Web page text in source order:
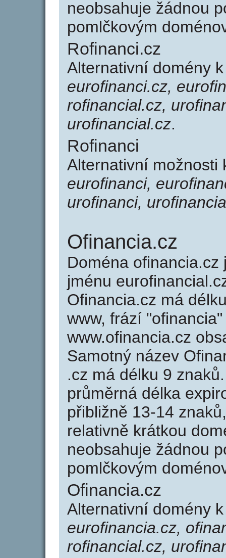
neobsahuje žádnou
pomlčkovým
Rofinanci.cz
Alternativní domény
eurofinanci.cz,
rofinancial.cz,
urofinancial.cz.
Rofinanci
Alternativní možnosti
eurofinanci,
urofinanci,
Ofinancia.cz
Doména
jménu
Ofinancia.cz má
www, frází
www.ofinancia.cz
Samotný název
.cz má délku 9
průměrná délka
přibližně 13-14
relativně krátkou
neobsahuje žádnou
pomlčkovým
Ofinancia.cz
Alternativní domény
eurofinancia.cz,
rofinancial.cz,